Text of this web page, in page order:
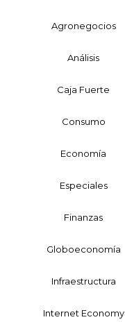
Agronegocios
Análisis
Caja Fuerte
Consumo
Economía
Especiales
Finanzas
Globoeconomía
Infraestructura
Internet Economy